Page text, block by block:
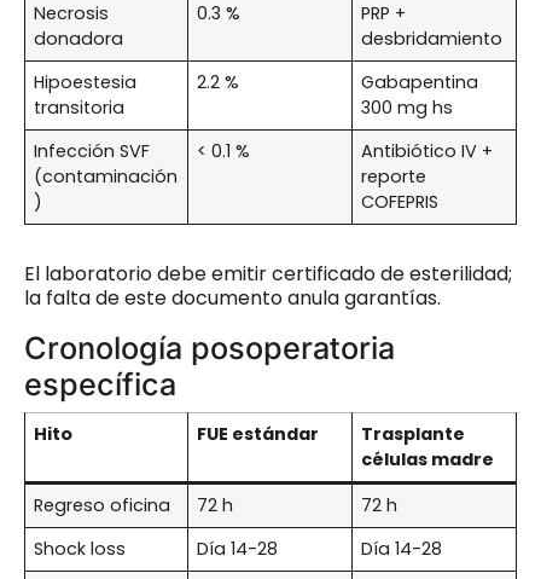
Necrosis
donadora
0.3 %
PRP +
desbridamiento
Hipoestesia
transitoria
2.2 %
Gabapentina
300 mg hs
Infección SVF
(contaminación
)
< 0.1 %
Antibiótico IV +
reporte
COFEPRIS
El laboratorio debe emitir certificado de esterilidad;
la falta de este documento anula garantías.
Cronología posoperatoria
específica
Hito FUE estándar
Trasplante
células madre
Regreso oficina
72 h
72 h
Shock loss
Día 14-28
Día 14-28